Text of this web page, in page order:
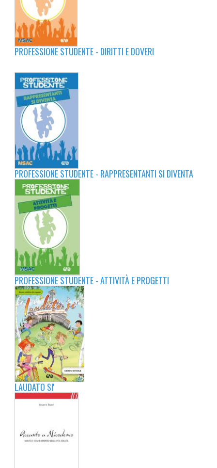
PROFESSIONE STUDENTE - DIRITTI E DOVERI
PROFESSIONE STUDENTE - RAPPRESENTANTI SI DIVENTA
PROFESSIONE STUDENTE - ATTIVITÀ E PROGETTI
LAUDATO SI'